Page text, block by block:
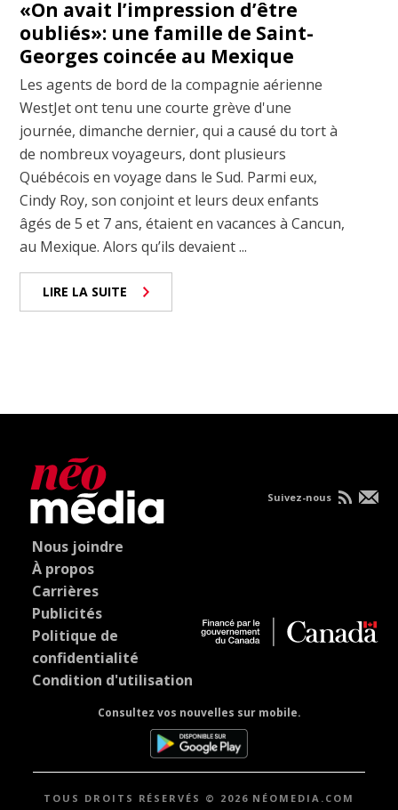
«On avait l’impression d’être
oubliés»: une famille de Saint-
Georges coincée au Mexique
Les agents de bord de la compagnie aérienne
WestJet ont tenu une courte grève d'une
journée, dimanche dernier, qui a causé du tort à
de nombreux voyageurs, dont plusieurs
Québécois en voyage dans le Sud. Parmi eux,
Cindy Roy, son conjoint et leurs deux enfants
âgés de 5 et 7 ans, étaient en vacances à Cancun,
au Mexique. Alors qu’ils devaient ...
LIRE LA SUITE
Nous joindre
À propos
Carrières
Publicités
Politique de
confidentialité
Condition d'utilisation
Consultez vos nouvelles sur mobile.
Suivez-nous
TOUS DROITS RÉSERVÉS © 2026 NÉOMEDIA.COM